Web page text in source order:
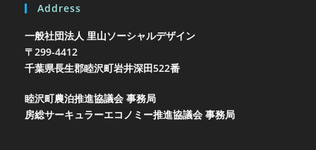
Address
一般社団法人 里山ソーシャルデザイン
〒299-4412
千葉県長生郡睦沢町岩井深田522番
睦沢町農泊推進協議会 事務局
房総サーキュラーエコノミー推進協議会 事務局